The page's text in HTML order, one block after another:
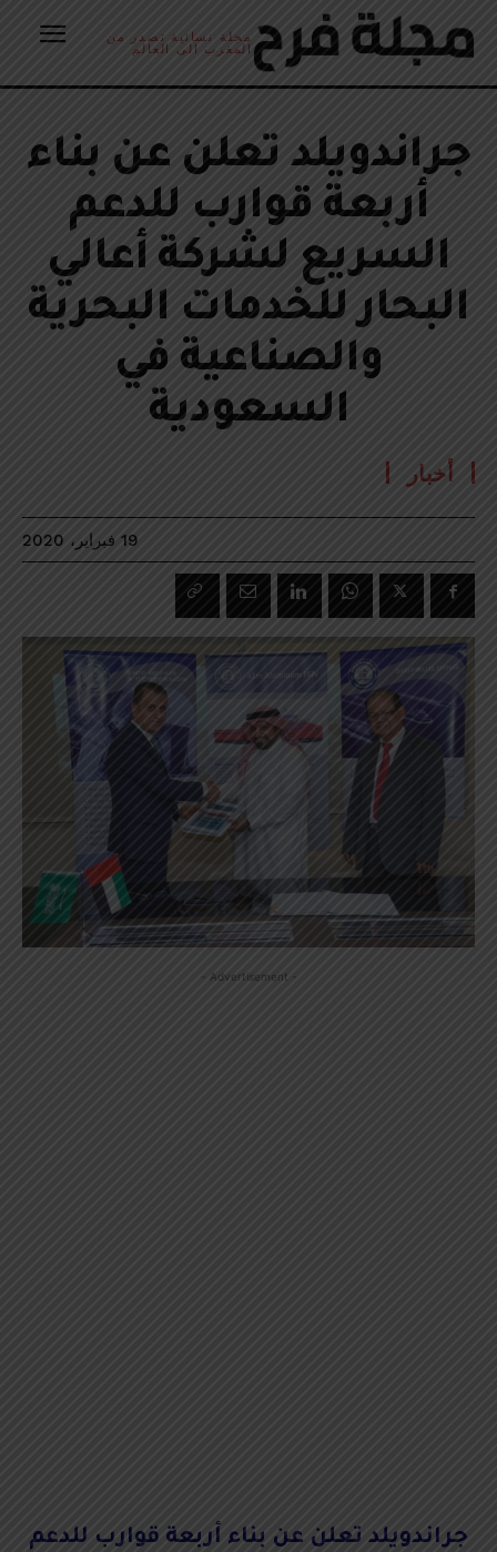
مجلة نسائية تصدر من
المغرب الى العالم
جراندويلد تعلن عن بناء
أربعة قوارب للدعم
السريع لشركة أعالي
البحار للخدمات البحرية
والصناعية في
السعودية
أخبار
19 فبراير، 2020
- Advertisement -
جراندويلد تعلن عن بناء أربعة قوارب للدعم